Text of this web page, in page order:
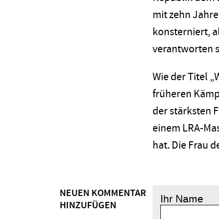
mit zehn
konsterniert,
verantworten
Wie der Titel
früheren
der stärksten
einem LRA-
hat. Die Frau
NEUEN KOMMENTAR
HINZUFÜGEN
Ihr Name